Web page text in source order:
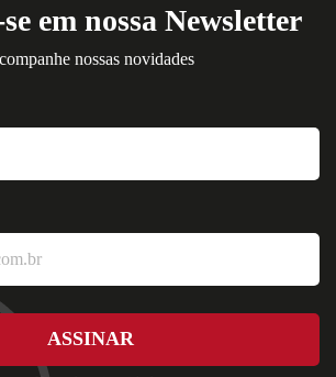
em nossa Newsletter
nossas novidades
ASSINAR